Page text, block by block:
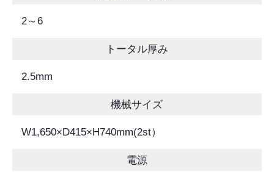
2～6
トータル厚み
2.5mm
機械サイズ
W1,650×D415×H740mm(2st）
電源